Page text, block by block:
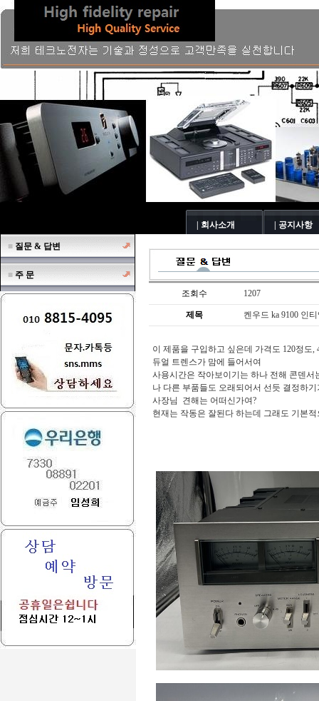
| 공지사항
| 회사소개
■ 질문 & 답변
■ 주 문
조회수
1207
제목 켄우드 ka 9100 인
이 제품을 구입하고 싶은데 가격도 120정도
듀얼 트렌스가 맘에 들어서여
사용시간은 작아보이기는 하나 전해 콘덴
나 다른 부품들도 오래되어서 선듯 결정하
사장님 견해는 어떠신가여?
현재는 작동은 잘된다 하는데 그래도 기본